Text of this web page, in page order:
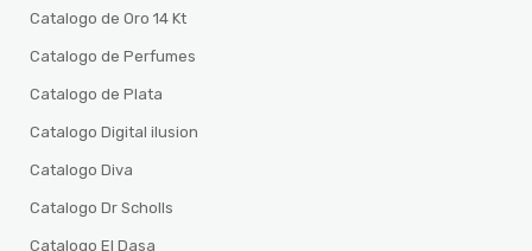
Catalogo de Oro 14 Kt
Catalogo de Perfumes
Catalogo de Plata
Catalogo Digital ilusion
Catalogo Diva
Catalogo Dr Scholls
Catalogo El Dasa